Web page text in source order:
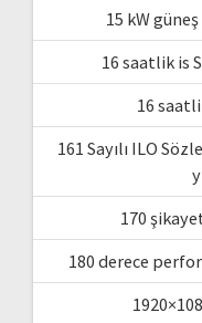
15 kW
16 saatlik is
16
161 Sayılı ILO
170
180 derece